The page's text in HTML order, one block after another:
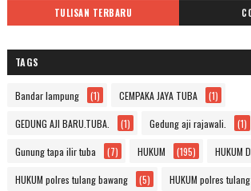
TULISAN TERBARU
TAGS
Bandar lampung (1) CEMPAKA JAYA TUBA (1)
GEDUNG AJI BARU.TUBA. (1) Gedung aji rajawali. (1)
Gunung tapa ilir tuba (7) HUKUM (195) HUKUM
HUKUM polres tulang bawang (5) HUKUM polres